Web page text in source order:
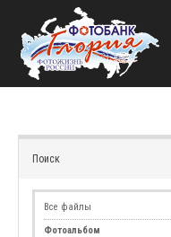
Поиск
Все файлы
Фотоальбом